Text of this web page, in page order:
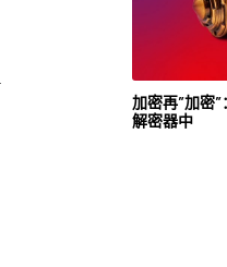
加密再”加密
解密器中